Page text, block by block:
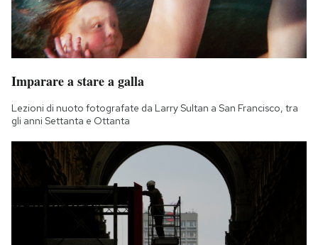
Imparare a stare a galla
Lezioni di nuoto fotografate da Larry Sultan a San Francisco, tra
gli anni Settanta e Ottanta